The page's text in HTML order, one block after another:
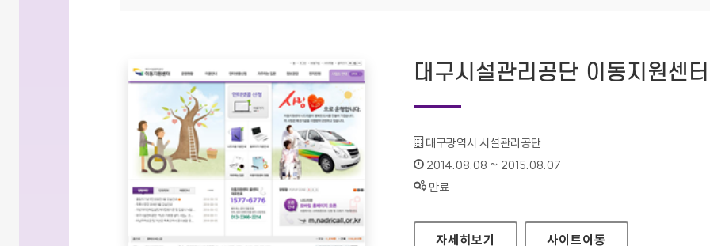
대구시설관리공단 이동지원센
기관명 :
대구광역시 시설관리공단
인증기간 :
2014.08.08 ~ 2015.08.07
상태 :
만료
대구시설관리공단 이동지원센터 홈페이지
자세히보기 사이트이동